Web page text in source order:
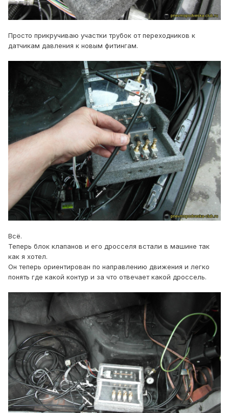
Просто прикручиваю участки трубок от переходников к
датчикам давления к новым фитингам.
Всё.
Теперь блок клапанов и его дросселя встали в машине так
как я хотел.
Он теперь ориентирован по направлению движения и легко
понять где какой контур и за что отвечает какой дроссель.